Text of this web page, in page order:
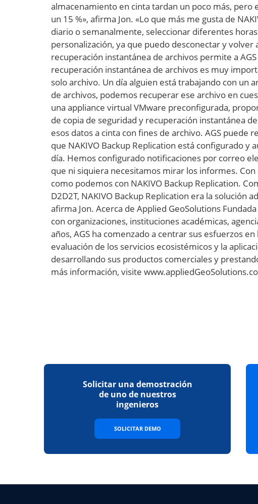
almacenamiento en cinta tardan un poco más,
un 15 %», afirma Jon. «Lo que más me gusta de
diario o semanalmente, seleccionar diferentes
personalización, ya que puedo desconectar y
recuperación instantánea de archivos permite a
recuperación instantánea de archivos es muy
solo archivo. Un día alguien está trabajando con un
de archivos, podemos recuperar ese archivo en
una appliance virtual VMware preconfigurada,
de copia de seguridad y recuperación instantánea
esos datos a cinta con fines de archivo. AGS puede
que NAKIVO Backup Replication está configurado
día. Hemos configurado notificaciones por correo
que ni siquiera necesitamos mirar los informes.
como podemos con NAKIVO Backup Replication.
D2D2T, NAKIVO Backup Replication era la solución
afirma Jon. Acerca de Applied GeoSolutions
con organizaciones, instituciones académicas,
años, AGS ha comenzado a centrar sus esfuerzos
evaluación de los servicios ecosistémicos y la
desarrollando sus productos comerciales y
más información, visite
Solicitar una demostración
de uno de nuestros
ingenieros
SOLICITAR DEMO